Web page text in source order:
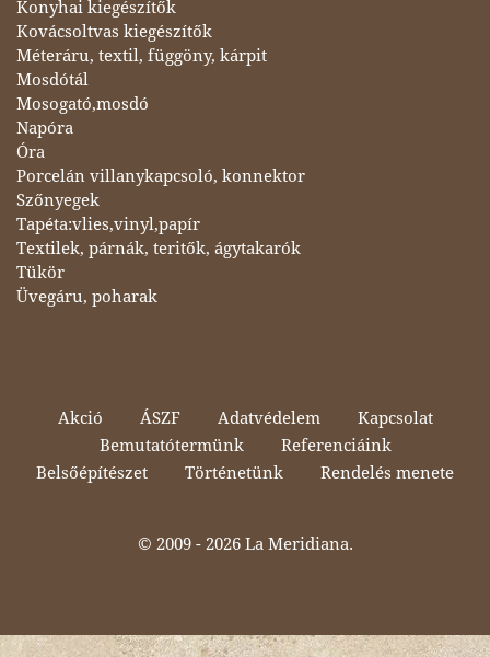
Konyhai kiegészítők
Kovácsoltvas kiegészítők
Méteráru, textil, függöny, kárpit
Mosdótál
Mosogató,mosdó
Napóra
Óra
Porcelán villanykapcsoló, konnektor
Szőnyegek
Tapéta:vlies,vinyl,papír
Textilek, párnák, teritők, ágytakarók
Tükör
Üvegáru, poharak
Akció ÁSZF Adatvédelem
Kapcsolat
Bemutatótermünk
Referenciáink
Belsőépítészet
Történetünk Rendelés menete
© 2009 - 2026 La Meridiana.